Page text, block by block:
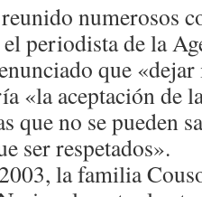
numerosos
periodista de la
que
«la aceptación de
que no se pueden
ser respetados».
la familia